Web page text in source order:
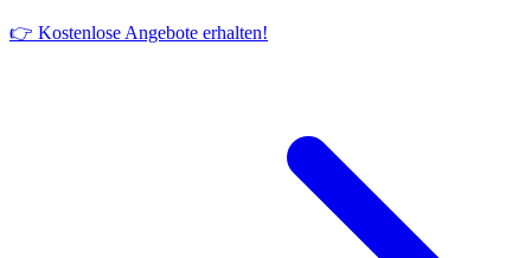
👉 Kostenlose Angebote erhalten!